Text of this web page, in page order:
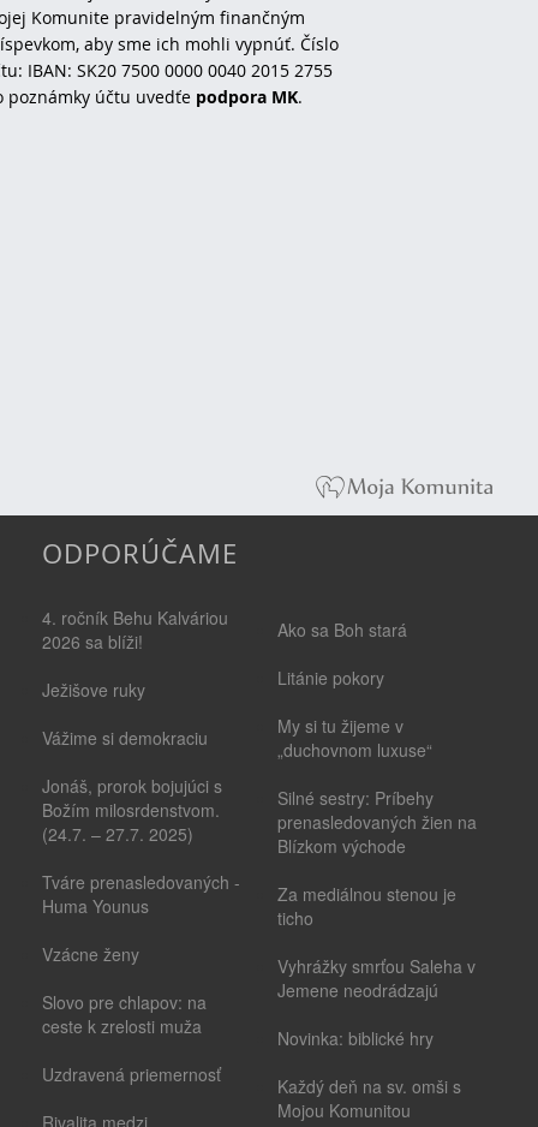
Komunite pravidelným finančným
aby sme ich mohli vypnúť. Číslo
IBAN: SK20 7500 0000 0040 2015 2755
poznámky účtu uvedťe podpora MK.
ODPORÚČAME
4. ročník Behu Kalváriou
2026 sa blíži!
Ježišove ruky
Vážime si demokraciu
Jonáš, prorok bojujúci s
Božím milosrdenstvom.
(24.7. – 27.7. 2025)
Tváre prenasledovaných -
Huma Younus
Vzácne ženy
Slovo pre chlapov: na
ceste k zrelosti muža
Uzdravená priemernosť
Rivalita medzi
Ako sa Boh stará
Litánie pokory
My si tu žijeme v
„duchovnom luxuse“
Silné sestry: Príbehy
prenasledovaných žien na
Blízkom východe
Za mediálnou stenou je
ticho
Vyhrážky smrťou Saleha v
Jemene neodrádzajú
Novinka: biblické hry
Každý deň na sv. omši s
Mojou Komunitou